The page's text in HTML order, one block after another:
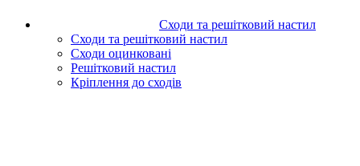
Сходи та решітковий настил
Сходи та решітковий настил
Сходи оцинковані
Решітковий настил
Кріплення до сходів